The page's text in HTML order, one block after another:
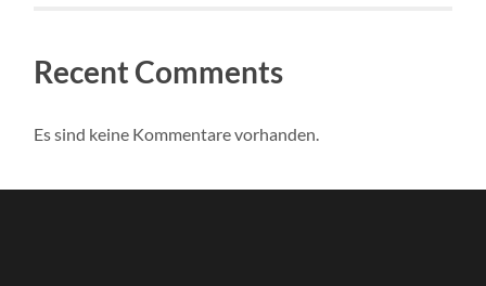
Recent Comments
Es sind keine Kommentare vorhanden.